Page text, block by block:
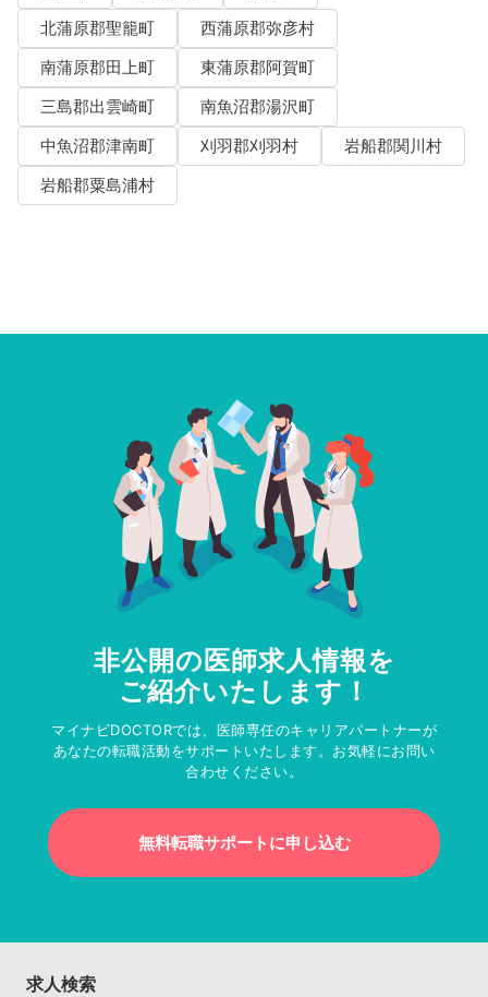
北蒲原郡聖籠町
西蒲原郡弥彦村
南蒲原郡田上町
東蒲原郡阿賀町
三島郡出雲崎町
南魚沼郡湯沢町
中魚沼郡津南町
刈羽郡刈羽村
岩船郡関川村
岩船郡粟島浦村
非公開の医師求人情報を
ご紹介いたします！
マイナビDOCTORでは、医師専任のキャリアパートナーが
あなたの転職活動をサポートいたします。お気軽にお問い
合わせください。
無料転職サポートに申し込む
求人検索